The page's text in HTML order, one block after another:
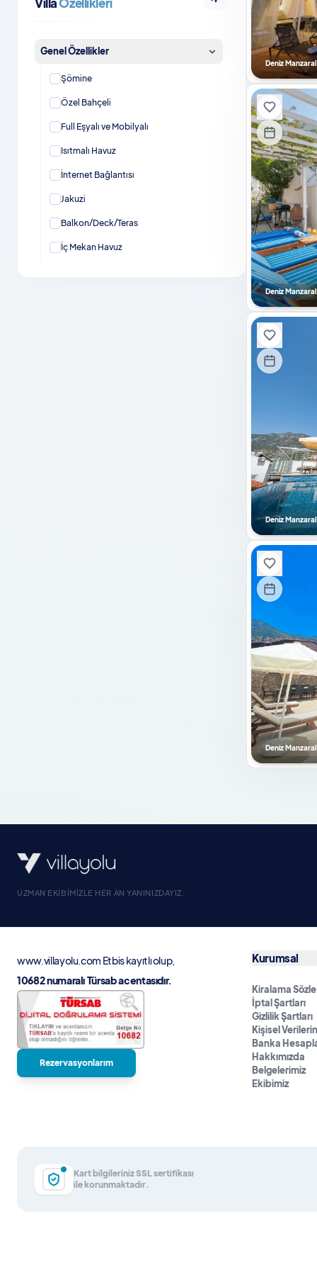
Genel Özellikler
Şömine
Özel Bahçeli
Full Eşyalı ve Mobilyalı
Isıtmalı Havuz
İnternet Bağlantısı
Jakuzi
Balkon/Deck/Teras
İç Mekan Havuz
Cam Şömine
Ateş Kazanı
Mutfak Bilgileri
Amerikan Mutfak
Ankastre Fırın
Mikrodalga Fırın
Ankastre 4'lü Ocak
Su Isıtıcısı
Kaşık Çatal Bıçak Takımı
Bardak Takımı
Deniz
Deniz
Deniz
Deniz
UZMAN EKIBIMIZLE HER AN YANINIZDAYIZ.
www.villayolu.com Etbis kayıtlı olup,
10682 numaralı Türsab acentasıdır.
Rezervasyonlarım
Kurumsal
Kiralama
İptal Şartları
Gizlilik Şartları
Kişisel
Banka
Hakkımızda
Belgelerimiz
Ekibimiz
Kart bilgileriniz SSL sertifikası
ile korunmaktadır.